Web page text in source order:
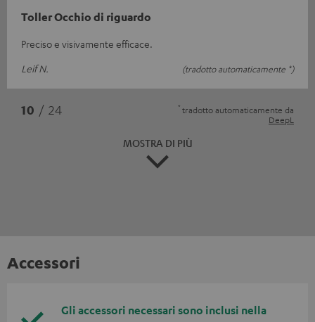
Toller Occhio di riguardo
Preciso e visivamente efficace.
Leif N.
(tradotto automaticamente *)
10 / 24 * tradotto automaticamente da
DeepL
MOSTRA DI PIÙ
Accessori
Gli accessori necessari sono inclusi nella